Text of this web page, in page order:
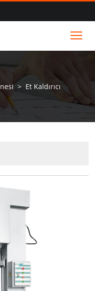
> Et Kaldırıcı